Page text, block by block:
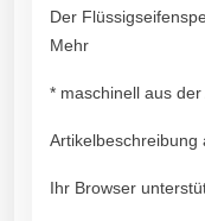
Der
Mehr
* maschinell aus
Artikelbeschreibung
Ihr Browser